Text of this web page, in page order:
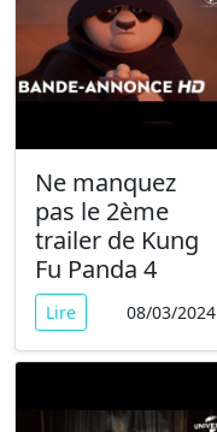
Ne manquez
pas le 2ème
trailer de Kung
Fu Panda 4
Lire 08/03/2024